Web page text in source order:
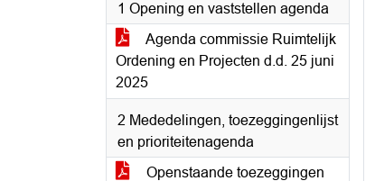
1 Opening en vaststellen agenda
Agenda commissie Ruimtelijk
Ordening en Projecten d.d. 25 juni
2025
2 Mededelingen, toezeggingenlijst
en prioriteitenagenda
Openstaande toezeggingen